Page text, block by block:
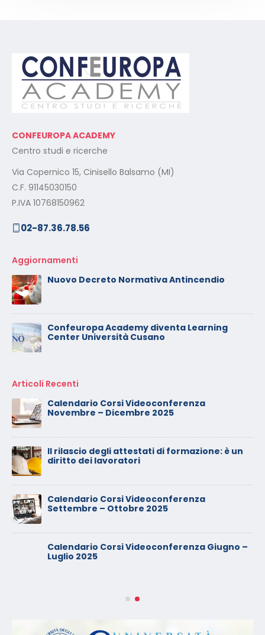
CONFEUROPA ACADEMY
Centro studi e ricerche
Via Copernico 15, Cinisello Balsamo (MI)
C.F. 91145030150
P.IVA 10768150962
02-87.36.78.56
Aggiornamenti
Nuovo Decreto Normativa Antincendio
Confeuropa Academy diventa Learning
Center Università Cusano
Articoli Recenti
Calendario Corsi Videoconferenza
Novembre – Dicembre 2025
Il rilascio degli attestati di formazione: è un
diritto dei lavoratori
Calendario Corsi Videoconferenza
Settembre – Ottobre 2025
Calendario Corsi Videoconferenza Giugno –
Luglio 2025